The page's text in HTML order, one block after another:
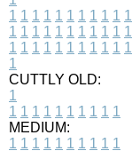
1 1 1 1 1 1 1 1 1 1 1
1 1 1 1 1 1 1 1 1 1 1
1 1 1 1 1 1 1 1 1 1 1
1
CUTTLY OLD:
1
1 1 1 1 1 1 1 1 1 1
MEDIUM:
1 1 1 1 1 1 1 1 1 1